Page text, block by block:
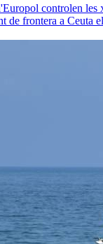
controlen les
de frontera a Ceuta